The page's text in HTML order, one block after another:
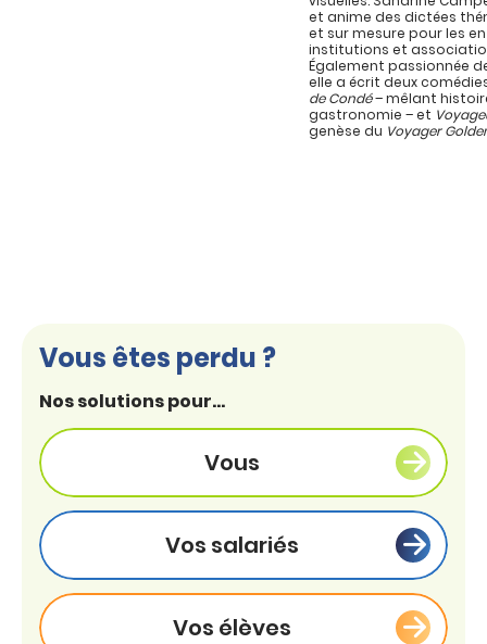
et anime des dictées
et sur mesure pour les
institutions et
Également passionnée
elle a écrit deux
de Condé– mêlant
gastronomie – et
genèse du Voyager
Vous êtes perdu ?
Nos solutions pour...
Vous
Vos salariés
Vos élèves